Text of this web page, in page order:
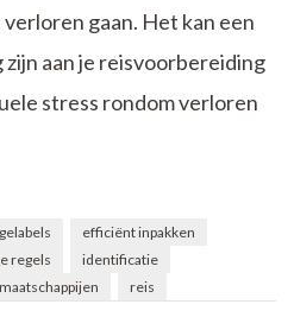
gaan. Het kan een
aan je reisvoorbereiding
stress rondom verloren
efficiënt inpakken
regels
identificatie
reis